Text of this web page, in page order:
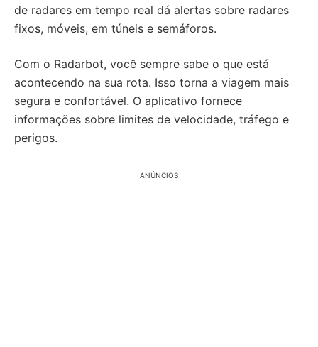
de radares em tempo real dá alertas sobre radares
fixos, móveis, em túneis e semáforos.
Com o Radarbot, você sempre sabe o que está
acontecendo na sua rota. Isso torna a viagem mais
segura e confortável. O aplicativo fornece
informações sobre limites de velocidade, tráfego e
perigos.
ANÚNCIOS